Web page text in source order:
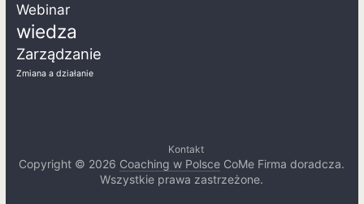
Webinar
wiedza
Zarządzanie
Zmiana a działanie
Kontakt
Copyright © 2026 Coaching w Polsce CoMe Firma doradcza.
Wszystkie prawa zastrzeżone.